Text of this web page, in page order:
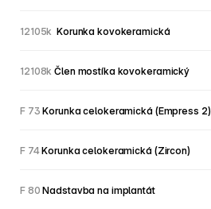
12105k Korunka kovokeramická
12108k Člen mostíka kovokeramický
F 73 Korunka celokeramická (Empress 2)
F 74 Korunka celokeramická (Zircon)
F 80 Nadstavba na implantát